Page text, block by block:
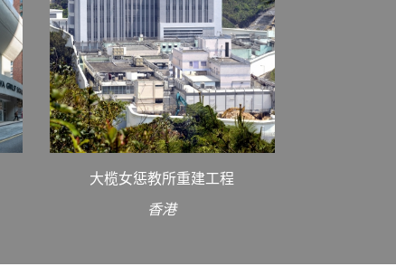
大榄女惩教所重建工程
香港